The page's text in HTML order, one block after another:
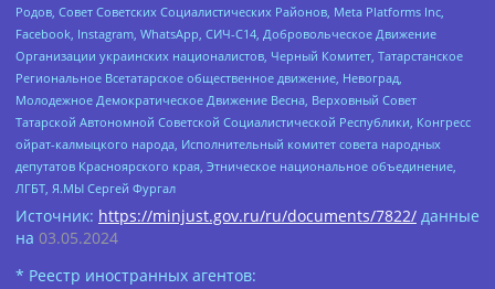
Родов, Совет Советских Социалистических Районов, Meta Platforms Inc,
Facebook, Instagram, WhatsApp, СИЧ-С14, Добровольческое Движение
Организации украинских националистов, Черный Комитет, Татарстанское
Региональное Всетатарское общественное движение, Невоград,
Молодежное Демократическое Движение Весна, Верховный Совет
Татарской Автономной Советской Социалистической Республики, Конгресс
ойрат-калмыцкого народа, Исполнительный комитет совета народных
депутатов Красноярского края, Этническое национальное объединение,
ЛГБТ, Я.МЫ Сергей Фургал
Источник: https://minjust.gov.ru/ru/documents/7822/ данные
на 03.05.2024
* Реестр иностранных агентов: